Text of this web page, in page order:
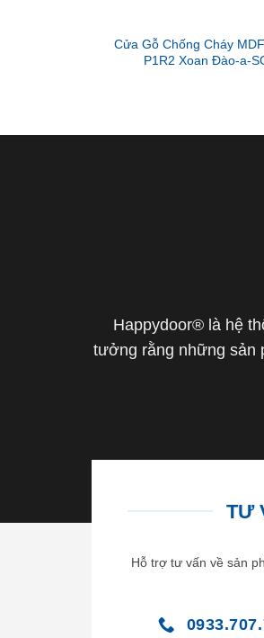
Cửa Gỗ Chống Cháy
P1R2 Xoan Đào-a-
Happydoor® là hệ
tưởng rằng những sản
TƯ
Hỗ trợ tư vấn về sản